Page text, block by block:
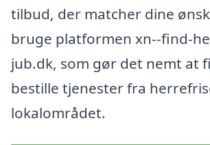
tilbud, der matcher dine
bruge platformen xn--find-
jub.dk, som gør det nemt at
bestille tjenester fra
lokalområdet.